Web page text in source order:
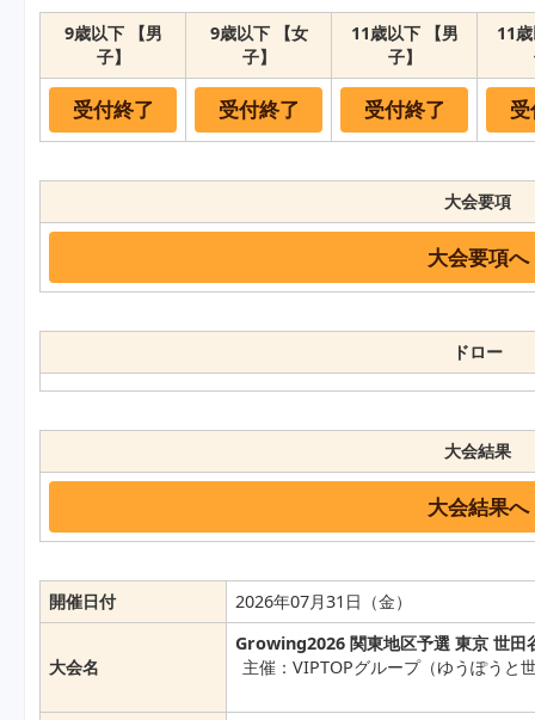
繰り上がりがでた場合に、随時受付が再開となります。
9歳以下 【男
子】
9歳以下 【女
子】
11歳以下 【男
子】
11
受付終了 受付終了 受付終了
大会要項
大会要項へ
ドロー
大会結果
大会結果へ
開催日付 2026年07月31日（金）
大会名
Growing2026 関東地区予選 東京 世田
主催：VIPTOPグループ（ゆうぽうと